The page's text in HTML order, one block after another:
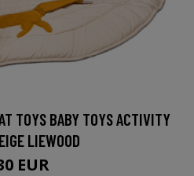
TOYS BABY TOYS ACTIVITY
LIEWOOD
EUR